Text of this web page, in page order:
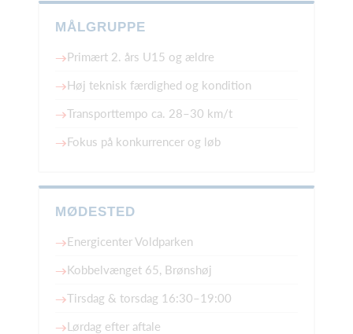
MÅLGRUPPE
Primært 2. års U15 og ældre
Høj teknisk færdighed og kondition
Transporttempo ca. 28–30 km/t
Fokus på konkurrencer og løb
MØDESTED
Energicenter Voldparken
Kobbelvænget 65, Brønshøj
Tirsdag & torsdag 16:30–19:00
Lørdag efter aftale